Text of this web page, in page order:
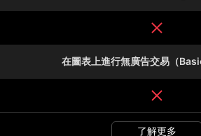
在圖表上進行無廣告交易（
了解更多